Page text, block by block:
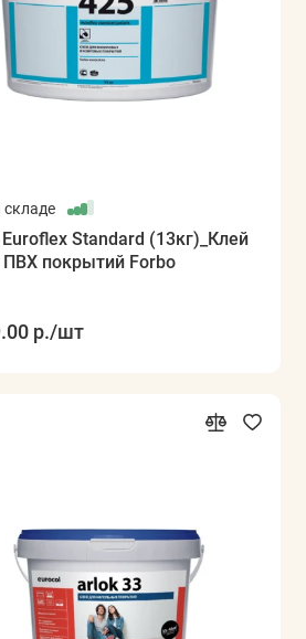
складе
Standard (13кг)_Клей
покрытий Forbo
р./шт